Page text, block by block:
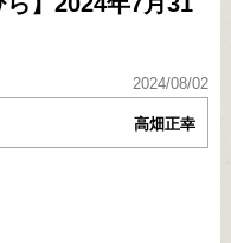
2024/08/02
高畑正幸